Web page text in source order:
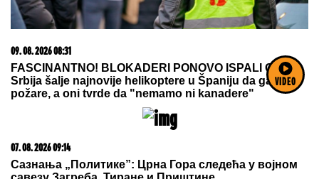
VIDEO
05. 08. 2026 06:45
Šta dete nasleđuje od oca, a šta od majke? Sve što